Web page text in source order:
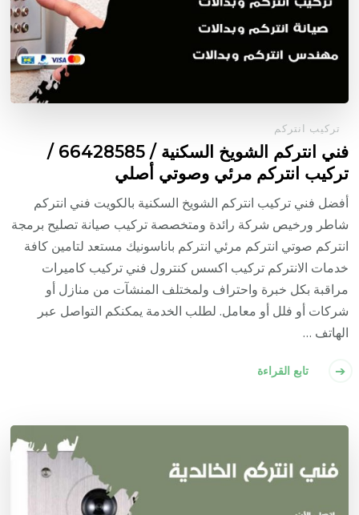
تركيب انتركم
فني انتركم الشويخ السكنية / 66428585 /
تركيب انتركم مرئي وصوتي أصلي
أفضل فني تركيب انتركم الشويخ السكنية بالكويت فني انتركم
شاطر ورخيص شركة رائدة ومتخصصة تركيب صيانة تصليح برمجة
انتركم صوتي انتركم مرئي انتركم باناسونيك مستعد لتامين كافة
خدمات الانتركم تركيب اكسس كنترول فني تركيب كاميرات
مراقبة بكل خبرة واحتراف ولمختلف المنشآت من منازل أو
شركات أو فلل أو معامل. لطلب الخدمة يمكنكم التواصل عبر
الهاتف …
تابع القراءة